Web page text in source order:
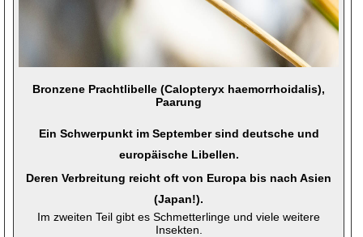
Bronzene Prachtlibelle (Calopteryx haemorrhoidalis),
Paarung
Ein Schwerpunkt im September sind deutsche und
europäische Libellen.
Deren Verbreitung reicht oft von Europa bis nach Asien
(Japan!).
Im zweiten Teil gibt es Schmetterlinge und viele weitere
Insekten.